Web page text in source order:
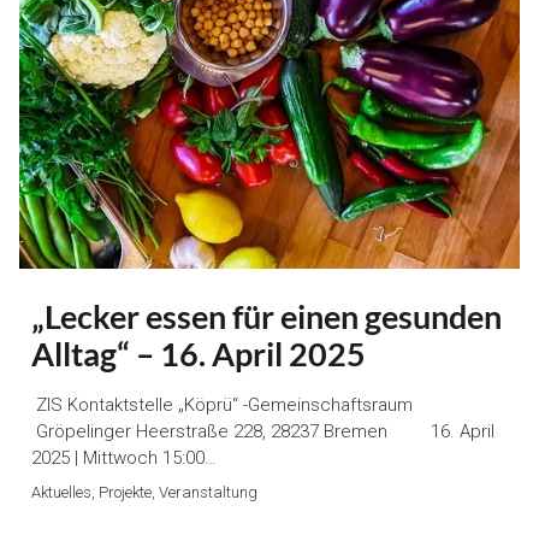
„Lecker essen für einen gesunden
Alltag“ – 16. April 2025
ZIS Kontaktstelle „Köprü“ -Gemeinschaftsraum
Gröpelinger Heerstraße 228, 28237 Bremen 16. April
2025 | Mittwoch 15:00…
Aktuelles, Projekte, Veranstaltung